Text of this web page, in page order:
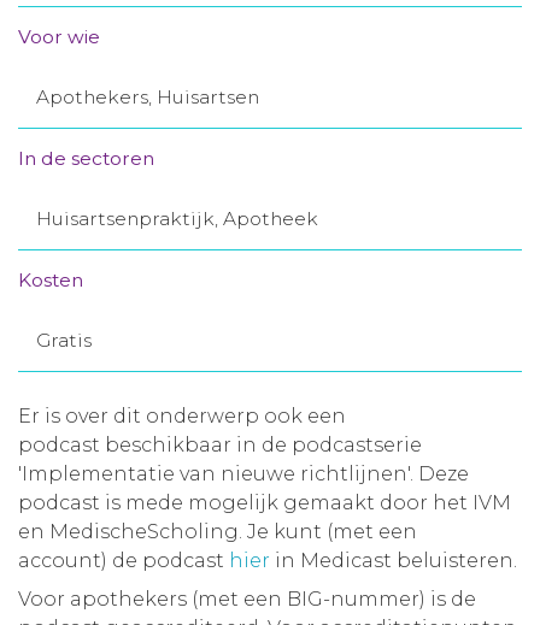
Aanmelden nieuwsbrief
Inloggen
Voor wie
Apothekers, Huisartsen
In de sectoren
Huisartsenpraktijk, Apotheek
Kosten
Gratis
Er is over dit onderwerp ook een
podcast beschikbaar in de podcastserie
'Implementatie van nieuwe richtlijnen'. Deze
podcast is mede mogelijk gemaakt door het IVM
en MedischeScholing. Je kunt (met een
account) de podcast hier in Medicast beluisteren.
Voor apothekers (met een BIG-nummer) is de